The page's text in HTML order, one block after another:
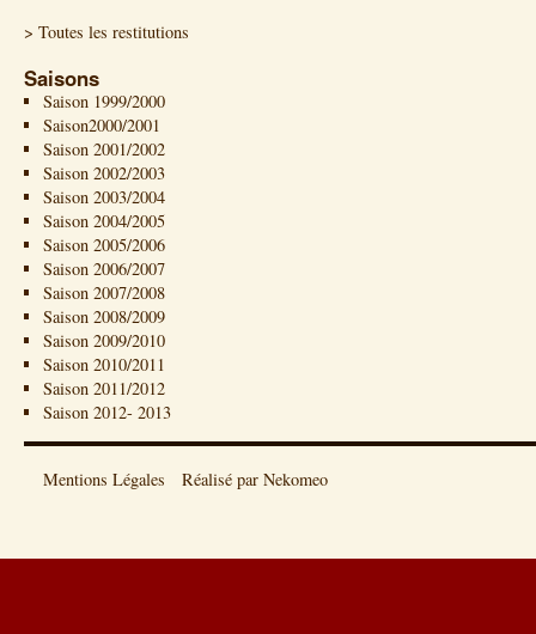
> Toutes les restitutions
Saisons
Saison 1999/2000
Saison2000/2001
Saison 2001/2002
Saison 2002/2003
Saison 2003/2004
Saison 2004/2005
Saison 2005/2006
Saison 2006/2007
Saison 2007/2008
Saison 2008/2009
Saison 2009/2010
Saison 2010/2011
Saison 2011/2012
Saison 2012- 2013
Mentions Légales Réalisé par Nekomeo